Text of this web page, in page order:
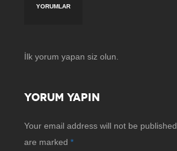
YORUMLAR
İlk yorum yapan siz olun.
YORUM YAPIN
Your email address will not be published.
are marked *